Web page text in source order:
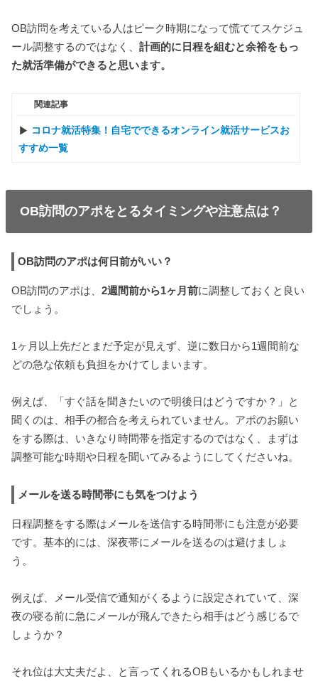
OB訪問を考えている人はピーク時期になって慌ててスケジュ
ール調整するのではなく、計画的に日程を組むと余裕をもっ
た就活準備ができると思います。
関連記事
コロナ就活特集！自宅でできるオンライン就活サービスお
すすめ一覧
OB訪問のアポをとるタイミングや注意点は？
OB訪問のアポは何日前がいい？
OB訪問のアポは、2週間前から1ヶ月前に調整しておくと良い
でしょう。
1ヶ月以上先だとまだ予定が見えず、逆に数日から1週間前な
どの急な依頼も負担をかけてしまいます。
例えば、「すぐ話を聞きたいので明後日はどうですか？」と
聞くのは、相手の都合を考えられていません。アポのお願い
をする際は、いきなり時間帯を指定するのではなく、まずは
調整可能な時期や日程を聞いてみるようにしてくださいね。
メールを送る時間帯にも気をつけよう
日程調整をする際はメールを送信する時間帯にも注意が必要
です。基本的には、深夜帯にメールを送るのは避けましょ
う。
例えば、メール受信で通知がくるように設定されていて、深
夜の寝る前に急にメールが飛んできたら相手はどう感じるで
しょうか？
それ位は大丈夫だよ、と言ってくれるOBもいるかもしれませ